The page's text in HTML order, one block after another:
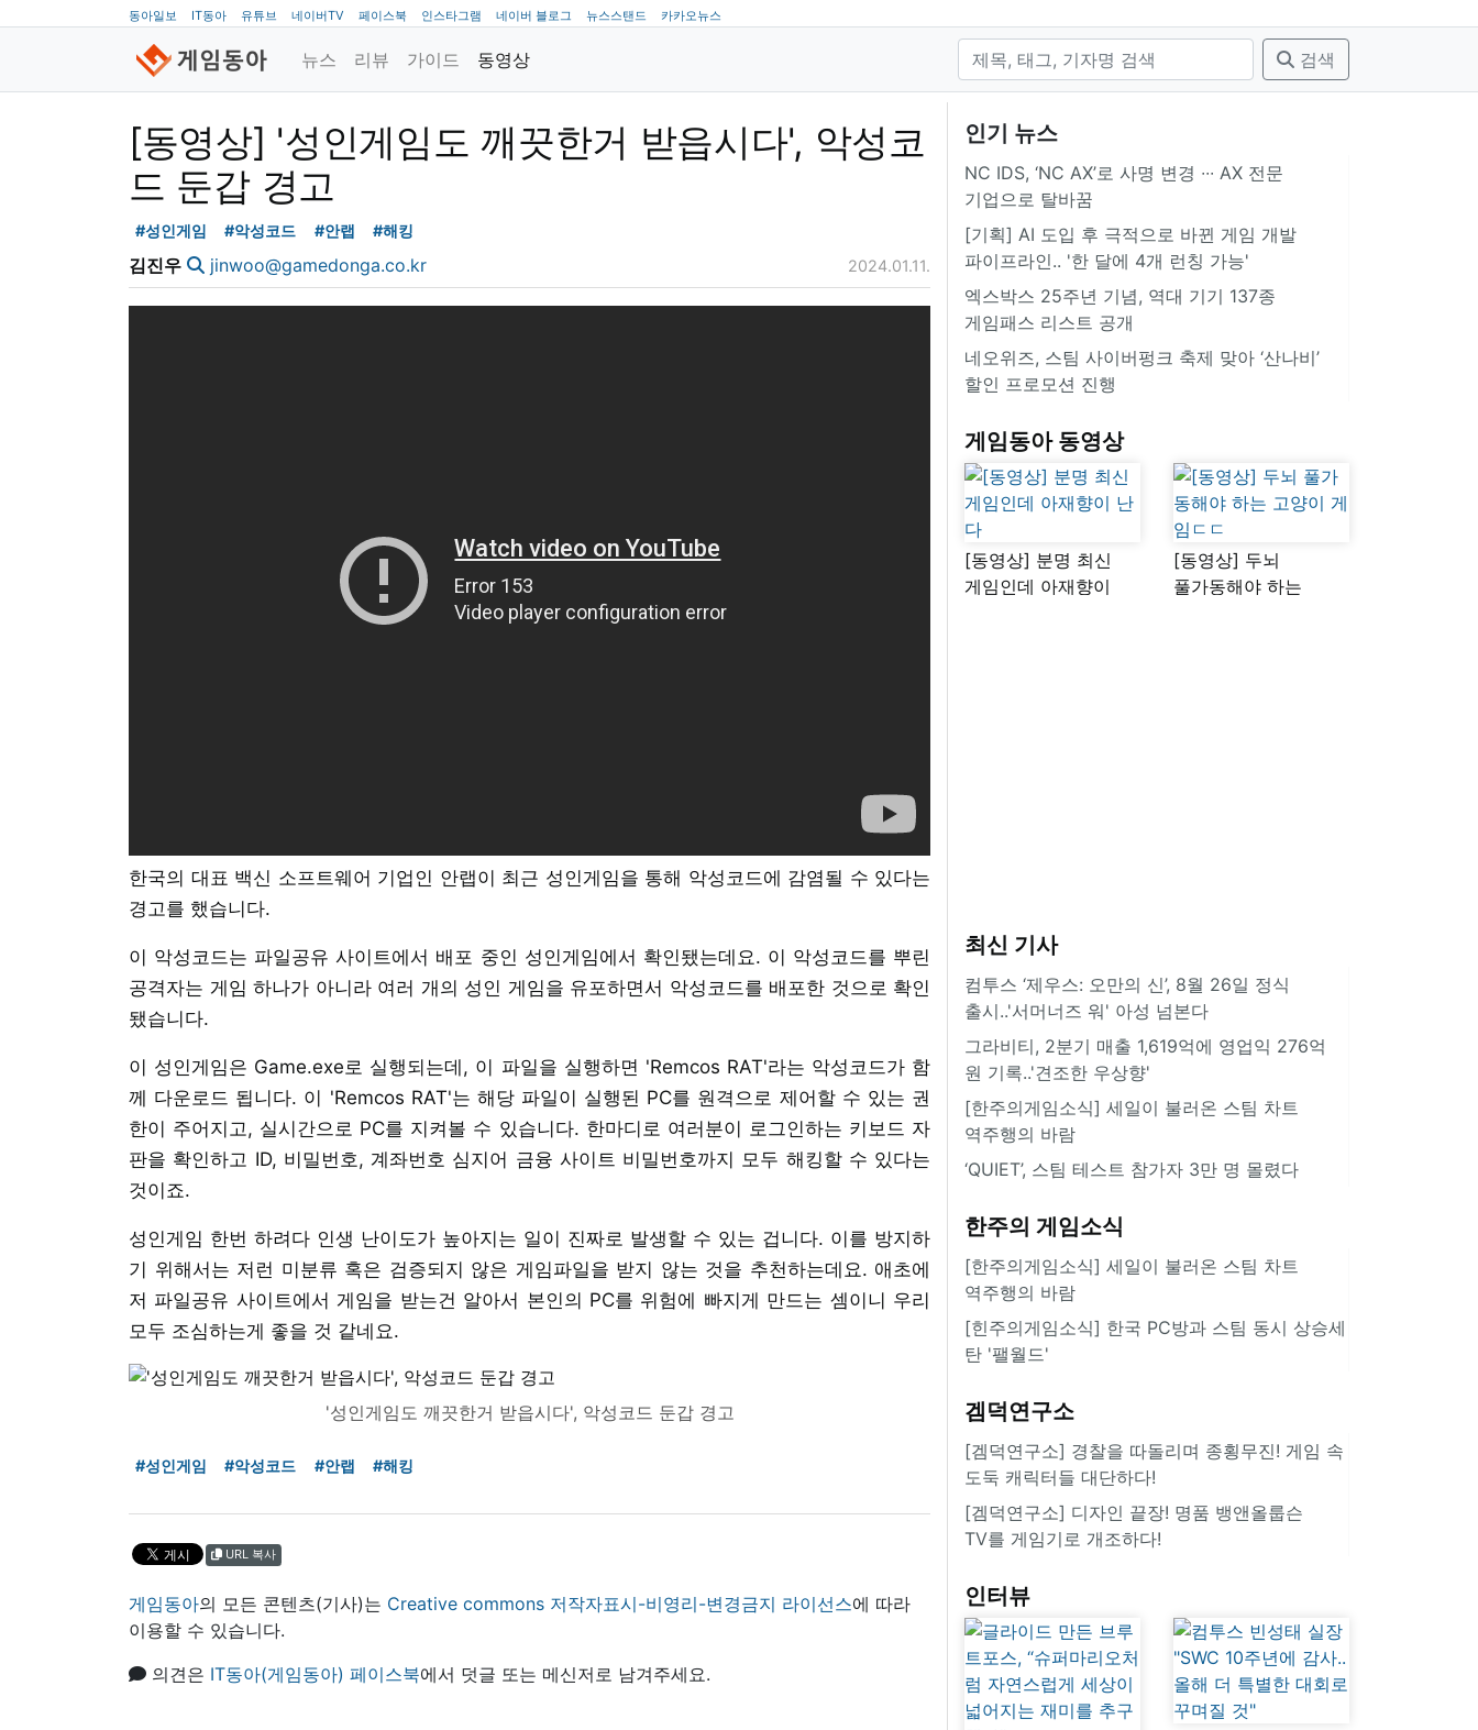
동아일보 IT동아 유튜브 네이버TV 페이스북 인스타그램 네이버 블로그 뉴스스탠드 카카오뉴스
뉴스 리뷰 가이드 동영상 검색
[동영상] '성인게임도 깨끗한거 받읍시다', 악성코
드 둔갑 경고
#성인게임 #악성코드 #안랩 #해킹
김진우 jinwoo@gamedonga.co.kr 2024.01.11.
한국의 대표 백신 소프트웨어 기업인 안랩이 최근 성인게임을 통해 악성코드에 감염될 수 있다는
경고를 했습니다.
이 악성코드는 파일공유 사이트에서 배포 중인 성인게임에서 확인됐는데요. 이 악성코드를 뿌린
공격자는 게임 하나가 아니라 여러 개의 성인 게임을 유포하면서 악성코드를 배포한 것으로 확인
됐습니다.
이 성인게임은 Game.exe로 실행되는데, 이 파일을 실행하면 'Remcos RAT'라는 악성코드가 함
께 다운로드 됩니다. 이 'Remcos RAT'는 해당 파일이 실행된 PC를 원격으로 제어할 수 있는 권
한이 주어지고, 실시간으로 PC를 지켜볼 수 있습니다. 한마디로 여러분이 로그인하는 키보드 자
판을 확인하고 ID, 비밀번호, 계좌번호 심지어 금융 사이트 비밀번호까지 모두 해킹할 수 있다는
것이죠.
성인게임 한번 하려다 인생 난이도가 높아지는 일이 진짜로 발생할 수 있는 겁니다. 이를 방지하
기 위해서는 저런 미분류 혹은 검증되지 않은 게임파일을 받지 않는 것을 추천하는데요. 애초에
저 파일공유 사이트에서 게임을 받는건 알아서 본인의 PC를 위험에 빠지게 만드는 셈이니 우리
모두 조심하는게 좋을 것 같네요.
'성인게임도 깨끗한거 받읍시다', 악성코드 둔갑 경고
#성인게임 #악성코드 #안랩 #해킹
URL 복사
게임동아의 모든 콘텐츠(기사)는 Creative commons 저작자표시-비영리-변경금지 라이선스에 따라
이용할 수 있습니다.
의견은 IT동아(게임동아) 페이스북에서 덧글 또는 메신저로 남겨주세요.
인기 뉴스
NC IDS, ‘NC AX’로 사명 변경 ∙∙∙ AX 전문
기업으로 탈바꿈
[기획] AI 도입 후 극적으로 바뀐 게임 개발
파이프라인.. '한 달에 4개 런칭 가능'
엑스박스 25주년 기념, 역대 기기 137종
게임패스 리스트 공개
네오위즈, 스팀 사이버펑크 축제 맞아 ‘산나비’
할인 프로모션 진행
게임동아 동영상
[동영상] 분명 최신
게임인데 아재향이
[동영상] 두뇌
풀가동해야 하는
최신 기사
컴투스 ‘제우스: 오만의 신’, 8월 26일 정식
출시..'서머너즈 워' 아성 넘본다
그라비티, 2분기 매출 1,619억에 영업익 276억
원 기록..'견조한 우상향'
[한주의게임소식] 세일이 불러온 스팀 차트
역주행의 바람
‘QUIET’, 스팀 테스트 참가자 3만 명 몰렸다
한주의 게임소식
[한주의게임소식] 세일이 불러온 스팀 차트
역주행의 바람
[힌주의게임소식] 한국 PC방과 스팀 동시 상승세
탄 '팰월드'
겜덕연구소
[겜덕연구소] 경찰을 따돌리며 종횡무진! 게임 속
도둑 캐릭터들 대단하다!
[겜덕연구소] 디자인 끝장! 명품 뱅앤올룹슨
TV를 게임기로 개조하다!
인터뷰